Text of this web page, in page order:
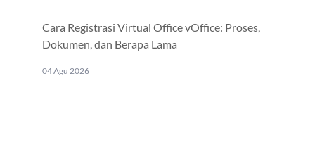
Cara Registrasi Virtual Office vOffice: Proses,
Dokumen, dan Berapa Lama
04 Agu 2026